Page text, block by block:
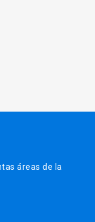
áreas de la